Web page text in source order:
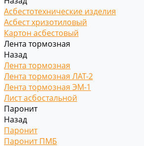
Асбестотехнические изделия
Асбест хризотиловый
Картон асбестовый
Лента тормозная
Назад
Лента тормозная
Лента тормозная ЛАТ-2
Лента тормозная ЭМ-1
Лист асбостальной
Паронит
Назад
Паронит
Паронит ПМБ